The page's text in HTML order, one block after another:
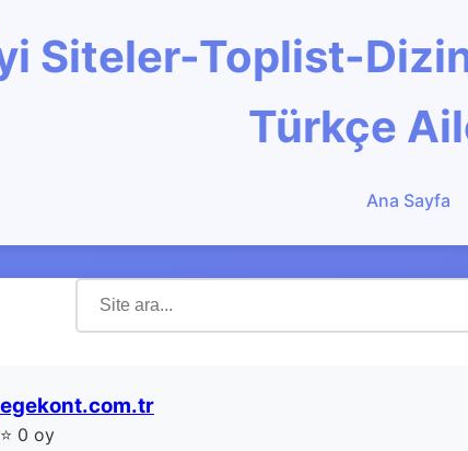
Siteler-Toplist-
Türkçe
Ana Sayfa
egekont.com.tr
⭐ 0 oy